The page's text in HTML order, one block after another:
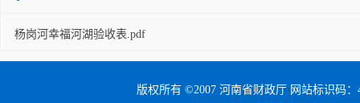
杨岗河幸福河湖验收表.pdf
版权所有 ©2007 河南省财政厅 网站标识码：